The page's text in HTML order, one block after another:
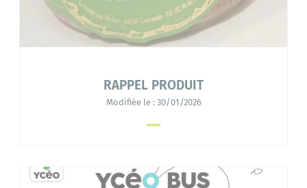
RAPPEL PRODUIT
Modifiée le : 30/01/2026